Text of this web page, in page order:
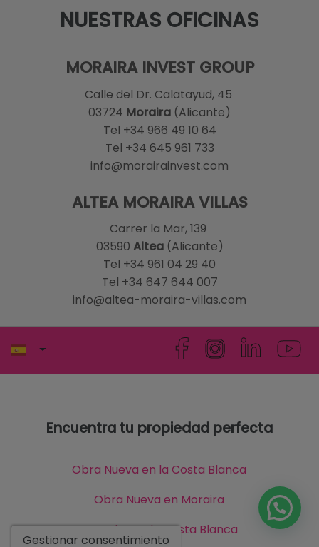
NUESTRAS OFICINAS
MORAIRA INVEST GROUP
Calle del Dr. Calatayud, 45
03724 Moraira (Alicante)
Tel +34 966 49 10 64
Tel +34 645 961 733
info@morairainvest.com
ALTEA MORAIRA VILLAS
Carrer la Mar, 139
03590 Altea(Alicante)
Tel +34 961 04 29 40
Tel +34 647 644 007
info@altea-moraira-villas.com
Encuentra tu propiedad perfecta
Obra Nueva en la Costa Blanca
Obra Nueva en Moraira
Parcelas en la Costa Blanca
Gestionar consentimiento